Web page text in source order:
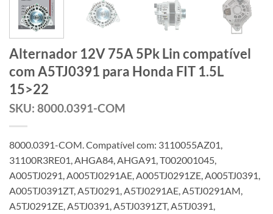
Alternador 12V 75A 5Pk Lin compatível
com A5TJ0391 para Honda FIT 1.5L
15>22
SKU: 8000.0391-COM
8000.0391-COM. Compatível com: 3110055AZ01,
31100R3RE01, AHGA84, AHGA91, T002001045,
A005TJ0291, A005TJ0291AE, A005TJ0291ZE, A005TJ0391,
A005TJ0391ZT, A5TJ0291, A5TJ0291AE, A5TJ0291AM,
A5TJ0291ZE, A5TJ0391, A5TJ0391ZT, A5TJ0391,